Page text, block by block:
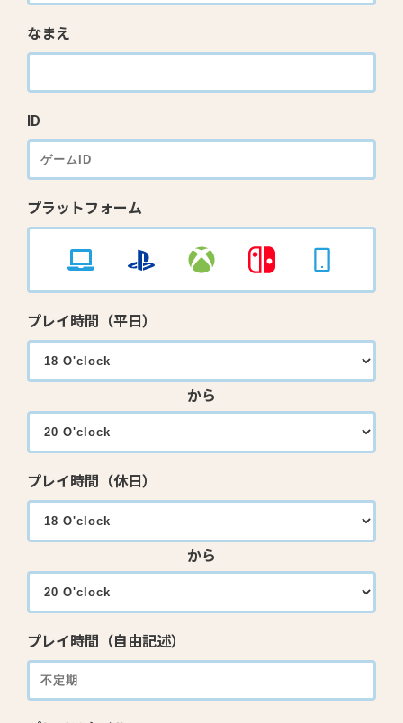
なまえ
ID
プラットフォーム
プレイ時間（平日）
から
プレイ時間（休日）
から
プレイ時間（自由記述）